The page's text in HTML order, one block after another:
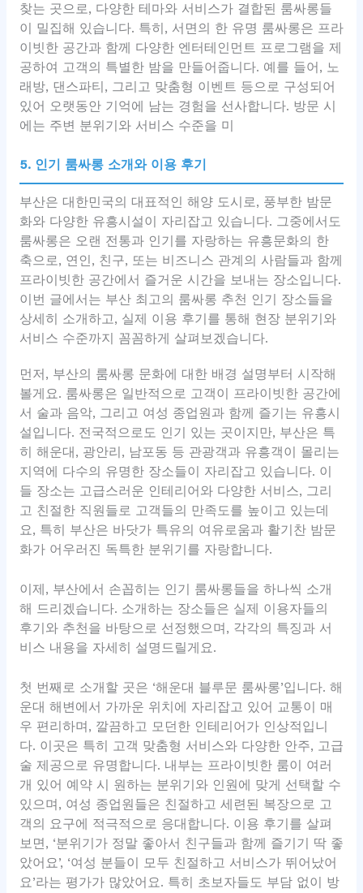
찾는 곳으로, 다양한 테마와 서비스가 결합된 룸싸롱들
이 밀집해 있습니다. 특히, 서면의 한 유명 룸싸롱은 프라
이빗한 공간과 함께 다양한 엔터테인먼트 프로그램을 제
공하여 고객의 특별한 밤을 만들어줍니다. 예를 들어, 노
래방, 댄스파티, 그리고 맞춤형 이벤트 등으로 구성되어
있어 오랫동안 기억에 남는 경험을 선사합니다. 방문 시
에는 주변 분위기와 서비스 수준을 미
5. 인기 룸싸롱 소개와 이용 후기
부산은 대한민국의 대표적인 해양 도시로, 풍부한 밤문
화와 다양한 유흥시설이 자리잡고 있습니다. 그중에서도
룸싸롱은 오랜 전통과 인기를 자랑하는 유흥문화의 한
축으로, 연인, 친구, 또는 비즈니스 관계의 사람들과 함께
프라이빗한 공간에서 즐거운 시간을 보내는 장소입니다.
이번 글에서는 부산 최고의 룸싸롱 추천 인기 장소들을
상세히 소개하고, 실제 이용 후기를 통해 현장 분위기와
서비스 수준까지 꼼꼼하게 살펴보겠습니다.
먼저, 부산의 룸싸롱 문화에 대한 배경 설명부터 시작해
볼게요. 룸싸롱은 일반적으로 고객이 프라이빗한 공간에
서 술과 음악, 그리고 여성 종업원과 함께 즐기는 유흥시
설입니다. 전국적으로도 인기 있는 곳이지만, 부산은 특
히 해운대, 광안리, 남포동 등 관광객과 유흥객이 몰리는
지역에 다수의 유명한 장소들이 자리잡고 있습니다. 이
들 장소는 고급스러운 인테리어와 다양한 서비스, 그리
고 친절한 직원들로 고객들의 만족도를 높이고 있는데
요, 특히 부산은 바닷가 특유의 여유로움과 활기찬 밤문
화가 어우러진 독특한 분위기를 자랑합니다.
이제, 부산에서 손꼽히는 인기 룸싸롱들을 하나씩 소개
해 드리겠습니다. 소개하는 장소들은 실제 이용자들의
후기와 추천을 바탕으로 선정했으며, 각각의 특징과 서
비스 내용을 자세히 설명드릴게요.
첫 번째로 소개할 곳은 ‘해운대 블루문 룸싸롱’입니다. 해
운대 해변에서 가까운 위치에 자리잡고 있어 교통이 매
우 편리하며, 깔끔하고 모던한 인테리어가 인상적입니
다. 이곳은 특히 고객 맞춤형 서비스와 다양한 안주, 고급
술 제공으로 유명합니다. 내부는 프라이빗한 룸이 여러
개 있어 예약 시 원하는 분위기와 인원에 맞게 선택할 수
있으며, 여성 종업원들은 친절하고 세련된 복장으로 고
객의 요구에 적극적으로 응대합니다. 이용 후기를 살펴
보면, ‘분위기가 정말 좋아서 친구들과 함께 즐기기 딱 좋
았어요’, ‘여성 분들이 모두 친절하고 서비스가 뛰어났어
요’라는 평가가 많았어요. 특히 초보자들도 부담 없이 방